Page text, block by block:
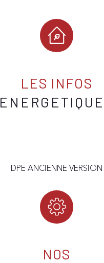
LES INFOS
DPE ANCIENNE VERSION
NOS